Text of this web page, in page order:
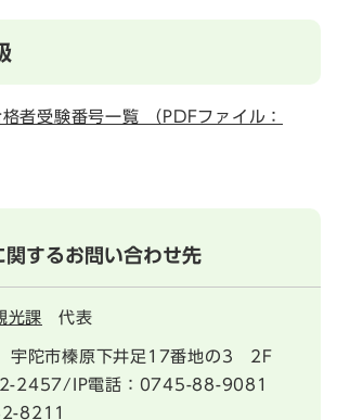
者受験番号一覧 （PDFファイル：
関するお問い合わせ先
光課 代表
宇陀市榛原下井足17番地の3 2F
2457/IP電話：0745-88-9081
8211